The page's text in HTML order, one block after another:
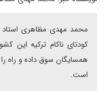
محمد مهدی مظاهری استاد
کودتای ناکام ترکیه این
همسایگان سوق داده و راه
است.